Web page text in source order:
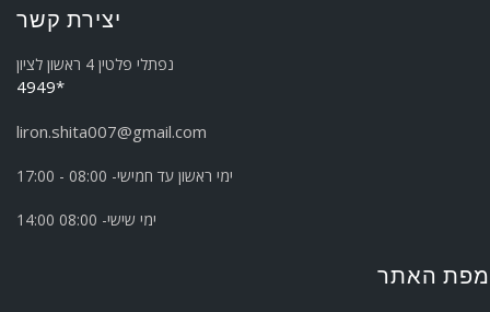
יצירת קשר
נפתלי פלטין 4 ראשון לציון
*4949
liron.shita007@gmail.com
ימי ראשון עד חמישי- 08:00 - 17:00
ימי שישי- 08:00 14:00
מפת האתר